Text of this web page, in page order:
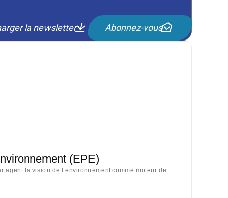
la newsletter Abonnez-vous
(EPE)
la vision de l’environnement comme moteur de